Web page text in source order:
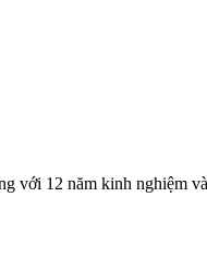
với 12 năm kinh nghiệm